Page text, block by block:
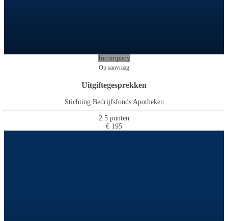
Incompany
Op aanvraag
Uitgiftegesprekken
Stichting Bedrijfsfonds Apotheken
2.5 punten
€ 195